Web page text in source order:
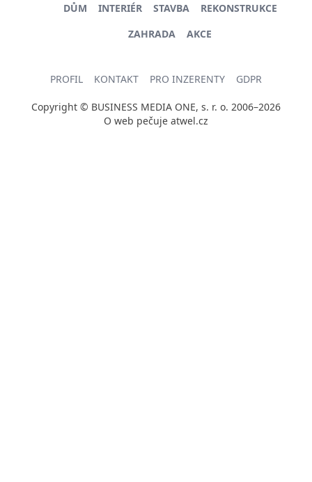
DŮM INTERIÉR STAVBA
REKONSTRUKCE
ZAHRADA
AKCE
PROFIL KONTAKT PRO INZERENTY GDPR
Copyright © BUSINESS MEDIA ONE, s. r. o. 2006–2026